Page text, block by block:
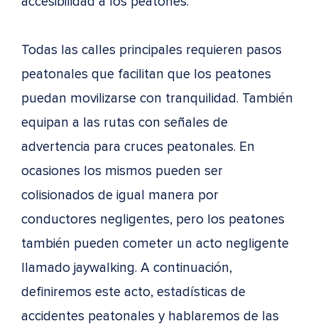
Todas las calles principales requieren pasos
peatonales que facilitan que los peatones
puedan movilizarse con tranquilidad. También
equipan a las rutas con señales de
advertencia para cruces peatonales. En
ocasiones los mismos pueden ser
colisionados de igual manera por
conductores negligentes, pero los peatones
también pueden cometer un acto negligente
llamado jaywalking. A continuación,
definiremos este acto, estadísticas de
accidentes peatonales y hablaremos de las